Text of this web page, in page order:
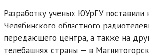
Разработку ученых ЮУрГУ поставили
Челябинского областного
передающего центра, а также на
телебашнях страны — в